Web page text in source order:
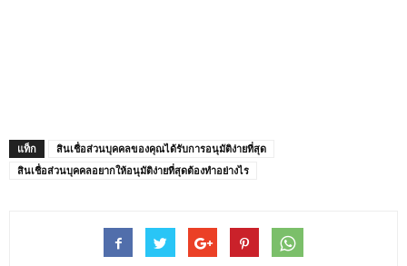
แท็ก
สินเชื่อส่วนบุคคลของคุณได้รับการอนุมัติง่ายที่สุด
สินเชื่อส่วนบุคคลอยากให้อนุมัติง่ายที่สุดต้องทำอย่างไร